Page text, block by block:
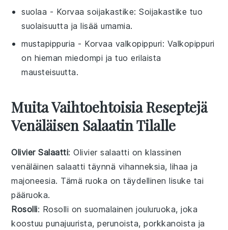
suolaa - Korvaasoijakastike: Soijakastike tuo
suolaisuutta ja lisää umamia.
mustapippuria - Korvaa valkopippuri: Valkopippuri
on hieman miedompi ja tuo erilaista
mausteisuutta.
Muita Vaihtoehtoisia Reseptejä
Venäläisen Salaatin Tilalle
Olivier Salaatti: Olivier salaatti on klassinen
venäläinen salaatti täynnä vihanneksia,lihaa ja
majoneesia. Tämä ruoka on täydellinen lisuke tai
pääruoka.
Rosolli: Rosolli on suomalainenjouluruoka, joka
koostuupunajuurista,perunoista,porkkanoista ja